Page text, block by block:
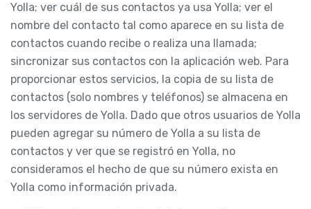
Yolla; ver cuál de sus contactos ya usa Yolla; ver el
nombre del contacto tal como aparece en su lista de
contactos cuando recibe o realiza una llamada;
sincronizar sus contactos con la aplicación web. Para
proporcionar estos servicios, la copia de su lista de
contactos (solo nombres y teléfonos) se almacena en
los servidores de Yolla. Dado que otros usuarios de Yolla
pueden agregar su número de Yolla a su lista de
contactos y ver que se registró en Yolla, no
consideramos el hecho de que su número exista en
Yolla como información privada.